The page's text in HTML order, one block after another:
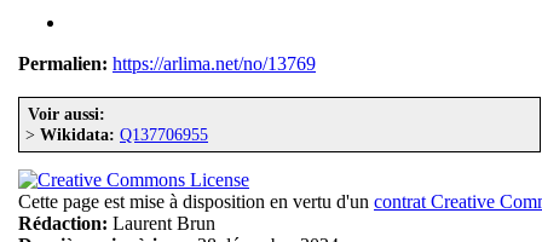
Permalien: https://arlima.net/no/13769
Voir aussi:
> Wikidata: Q137706955
Cette page est mise à disposition en vertu d'un contrat Creative
Rédaction: Laurent Brun